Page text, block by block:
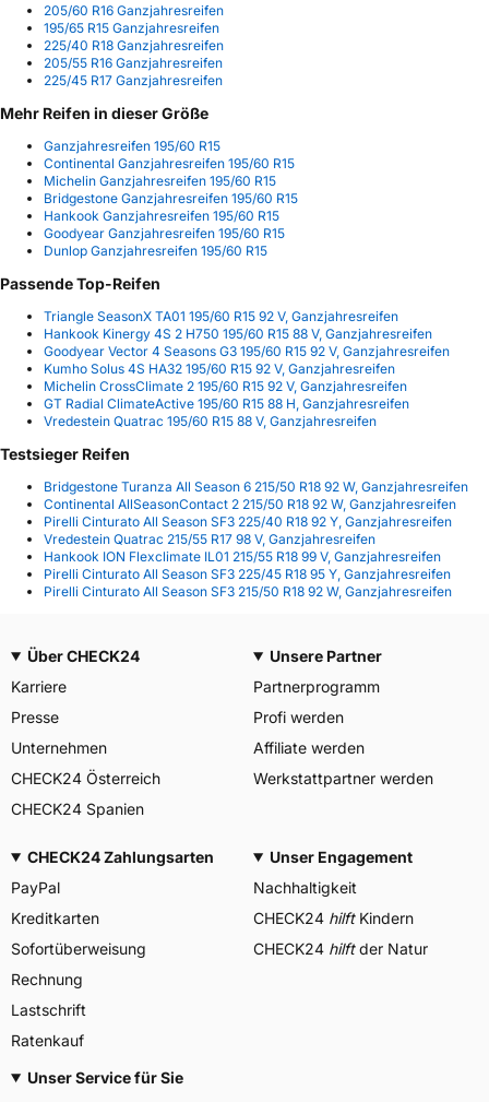
205/60 R16 Ganzjahresreifen
195/65 R15 Ganzjahresreifen
225/40 R18 Ganzjahresreifen
205/55 R16 Ganzjahresreifen
225/45 R17 Ganzjahresreifen
Mehr Reifen in dieser Größe
Ganzjahresreifen 195/60 R15
Continental Ganzjahresreifen 195/60 R15
Michelin Ganzjahresreifen 195/60 R15
Bridgestone Ganzjahresreifen 195/60 R15
Hankook Ganzjahresreifen 195/60 R15
Goodyear Ganzjahresreifen 195/60 R15
Dunlop Ganzjahresreifen 195/60 R15
Passende Top-Reifen
Triangle SeasonX TA01 195/60 R15 92 V, Ganzjahresreifen
Hankook Kinergy 4S 2 H750 195/60 R15 88 V, Ganzjahresreifen
Goodyear Vector 4 Seasons G3 195/60 R15 92 V, Ganzjahresreifen
Kumho Solus 4S HA32 195/60 R15 92 V, Ganzjahresreifen
Michelin CrossClimate 2 195/60 R15 92 V, Ganzjahresreifen
GT Radial ClimateActive 195/60 R15 88 H, Ganzjahresreifen
Vredestein Quatrac 195/60 R15 88 V, Ganzjahresreifen
Testsieger Reifen
Bridgestone Turanza All Season 6 215/50 R18 92 W, Ganzjahresreifen
Continental AllSeasonContact 2 215/50 R18 92 W, Ganzjahresreifen
Pirelli Cinturato All Season SF3 225/40 R18 92 Y, Ganzjahresreifen
Vredestein Quatrac 215/55 R17 98 V, Ganzjahresreifen
Hankook ION Flexclimate IL01 215/55 R18 99 V, Ganzjahresreifen
Pirelli Cinturato All Season SF3 225/45 R18 95 Y, Ganzjahresreifen
Pirelli Cinturato All Season SF3 215/50 R18 92 W, Ganzjahresreifen
Über CHECK24
Karriere
Presse
Unternehmen
CHECK24 Österreich
CHECK24 Spanien
Unsere Partner
Partnerprogramm
Profi werden
Affiliate werden
Werkstattpartner werden
CHECK24 Zahlungsarten
PayPal
Kreditkarten
Sofortüberweisung
Rechnung
Lastschrift
Ratenkauf
Unser Engagement
Nachhaltigkeit
CHECK24 hilftKindern
CHECK24 hilftder Natur
Unser Service für Sie